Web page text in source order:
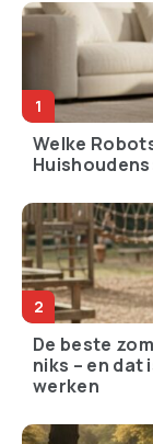
Welke
De beste
niks – en dat
werken